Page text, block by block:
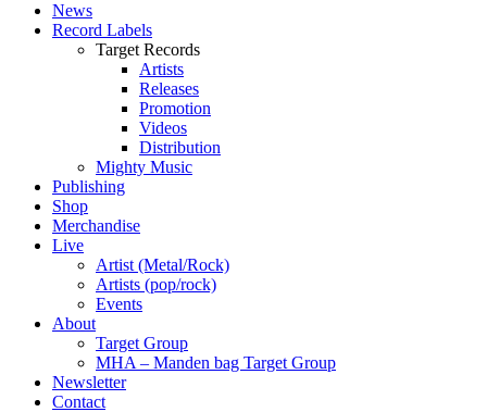
News
Record Labels
Target Records
Artists
Releases
Promotion
Videos
Distribution
Mighty Music
Publishing
Shop
Merchandise
Live
Artist (Metal/Rock)
Artists (pop/rock)
Events
About
Target Group
MHA – Manden bag Target Group
Newsletter
Contact